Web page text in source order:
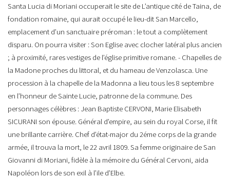
Santa Lucia di Moriani occuperait le site de L’antique cité de Taina, de
fondation romaine, qui aurait occupé le lieu-dit San Marcello,
emplacement d’un sanctuaire préroman : le tout a complètement
disparu. On pourra visiter : Son Eglise avec clocher latéral plus ancien
; à proximité, rares vestiges de l’église primitive romane. - Chapelles de
la Madone proches du littoral, et du hameau de Venzolasca. Une
procession à la chapelle de la Madonna a lieu tous les 8 septembre
en l’honneur de Sainte Lucie, patronne de la commune. Des
personnages célèbres : Jean Baptiste CERVONI, Marie Elisabeth
SICURANI son épouse. Général d’empire, au sein du royal Corse, il fit
une brillante carrière. Chef d’état-major du 2éme corps de la grande
armée, il trouva la mort, le 22 avril 1809. Sa femme originaire de San
Giovanni di Moriani, fidèle à la mémoire du Général Cervoni, aida
Napoléon lors de son exil à l’ile d’Elbe.